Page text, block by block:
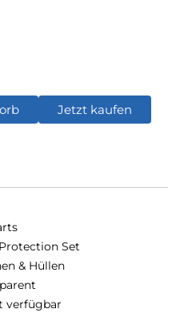
Jetzt kaufen
Set
& Hüllen
verfügbar